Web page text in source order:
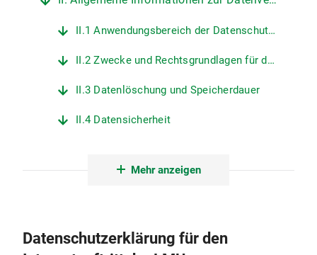
II.1 Anwendungsbereich der Datenschutzerklärung
II.2 Zwecke und Rechtsgrundlagen für die Verarbeitung personenbezogener Daten
II.3 Datenlöschung und Speicherdauer
II.4 Datensicherheit
II.6 Minderjährigenschutz
III. Protokollierung und Erstellung von Logfiles
Mehr anzeigen
Datenschutzerklärung für den